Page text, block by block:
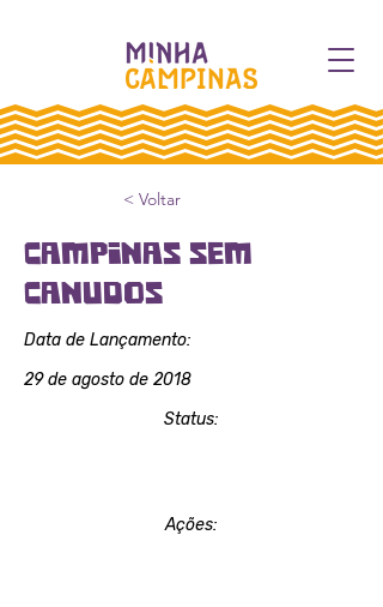
< Voltar
Campinas sem
Canudos
Data de Lançamento:
29 de agosto de 2018
Status:
Ações: